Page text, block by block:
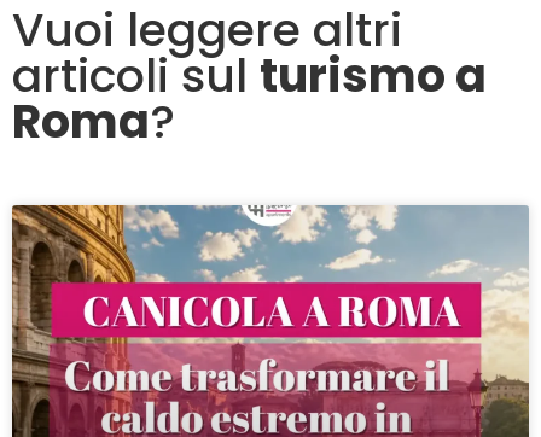
Vuoi leggere altri
articoli sul turismo a
Roma?